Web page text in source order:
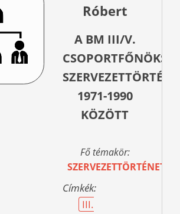
Róbert
A BM III/V.
1971-1990
KÖZÖTT
Fő témakör:
SZERVEZETTÖRTÉNET
Címkék:
III.